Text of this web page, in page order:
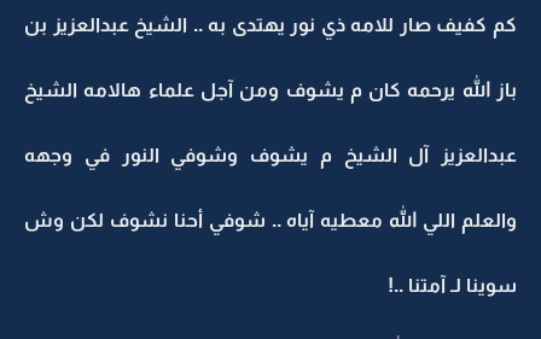
كم كفيف صار للامه ذي نور يهتدى به .. الشيخ عبدالعزيز بن
باز الله يرحمه كان م يشوف ومن آجل علماء هالامه الشيخ
عبدالعزيز آل الشيخ م يشوف وشوفي النور في وجهه
والعلم اللي الله معطيه آياه .. شوفي أحنا نشوف لكن وش
سوينا لـ آمتنا ..!